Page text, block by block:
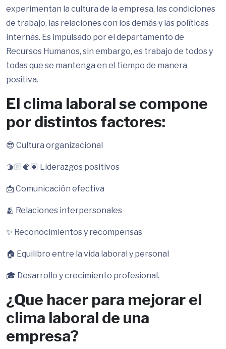
experimentan la cultura de la empresa, las condiciones
de trabajo, las relaciones con los demás y las políticas
internas. Es impulsado por el departamento de
Recursos Humanos, sin embargo, es trabajo de todos y
todas que se mantenga en el tiempo de manera
positiva.
El clima laboral se compone
por distintos factores:
😎 Cultura organizacional
🫱🏼‍🫲🏽 Liderazgos positivos
📩 Comunicación efectiva
🫂 Relaciones interpersonales
✨ Reconocimientos y recompensas
🏠 Equilibro entre la vida laboral y personal
🎓 Desarrollo y crecimiento profesional.
¿Que hacer para mejorar el
clima laboral de una
empresa?